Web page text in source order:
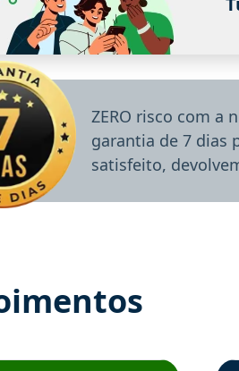
ZERO risco com a
garantia de 7 dias
satisfeito,